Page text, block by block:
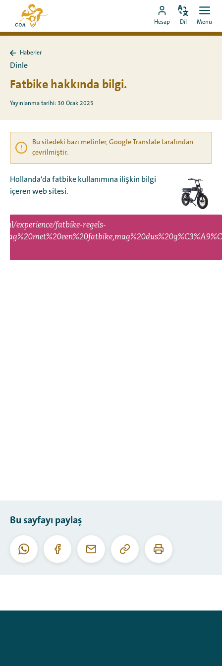
Doğrudan
içeriğe
git
MyCOA
ana
sayfasına
MyCOA
hesabına
Hesap
Dili
Dil
Aç
Menü
sayfasına
dön
Haberler
Dinle
Fatbike hakkında bilgi.
Yayınlanma tarihi: 30 Ocak 2025
Bu sitedeki bazı metinler, Google Translate tarafından
çevrilmiştir.
Hollanda'da fatbike kullanımına ilişkin bilgi
içeren web sitesi.
experience/fatbike-regels-
Bu sayfayı paylaş
WhatsappFacebookE-
Bu
URL'yi
Bu
sayfayı